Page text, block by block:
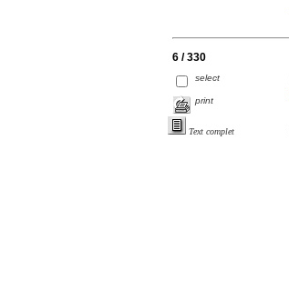
6 / 330
select
print
Text complet